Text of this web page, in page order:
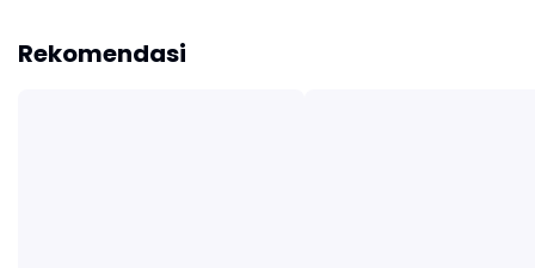
Rekomendasi